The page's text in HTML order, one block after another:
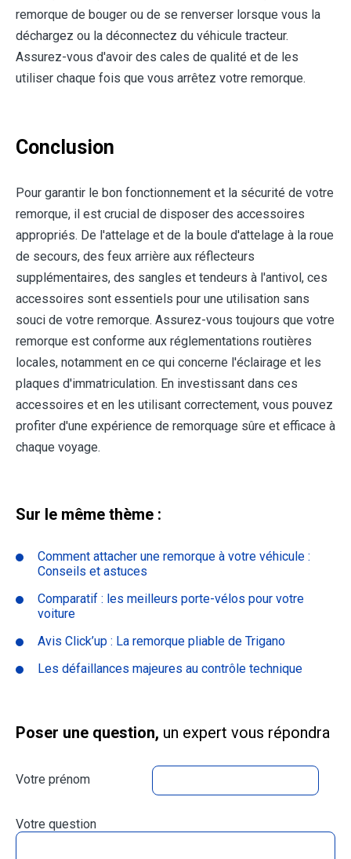
remorque de bouger ou de se renverser lorsque vous la
déchargez ou la déconnectez du véhicule tracteur.
Assurez-vous d'avoir des cales de qualité et de les
utiliser chaque fois que vous arrêtez votre remorque.
Conclusion
Pour garantir le bon fonctionnement et la sécurité de votre
remorque, il est crucial de disposer des accessoires
appropriés. De l'attelage et de la boule d'attelage à la roue
de secours, des feux arrière aux réflecteurs
supplémentaires, des sangles et tendeurs à l'antivol, ces
accessoires sont essentiels pour une utilisation sans
souci de votre remorque. Assurez-vous toujours que votre
remorque est conforme aux réglementations routières
locales, notamment en ce qui concerne l'éclairage et les
plaques d'immatriculation. En investissant dans ces
accessoires et en les utilisant correctement, vous pouvez
profiter d'une expérience de remorquage sûre et efficace à
chaque voyage.
Sur le même thème :
Comment attacher une remorque à votre véhicule :
Conseils et astuces
Comparatif : les meilleurs porte-vélos pour votre
voiture
Avis Click’up : La remorque pliable de Trigano
Les défaillances majeures au contrôle technique
Poser une question, un expert vous répondra
Votre prénom
Votre question